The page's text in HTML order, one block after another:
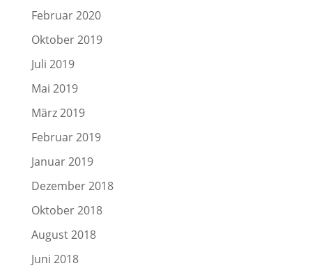
Februar 2020
Oktober 2019
Juli 2019
Mai 2019
März 2019
Februar 2019
Januar 2019
Dezember 2018
Oktober 2018
August 2018
Juni 2018